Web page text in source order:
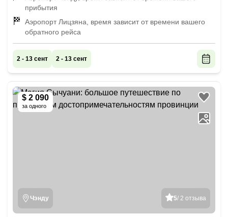
прибытия
Аэропорт Лицзяна, время зависит от времени вашего
обратного рейса
2 - 13 сент 2 - 13 сент
$ 2 090
за одного
5/ 2 отзыва
Чэнду